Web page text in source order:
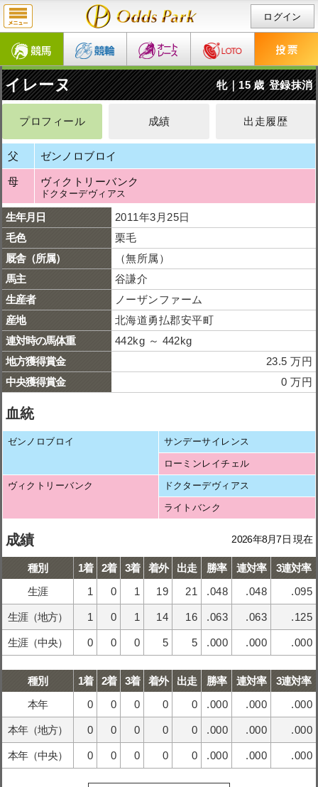
ログイン
イレーヌ 牝｜15 歳 登録抹消
プロフィール 成績 出走履歴
父 ゼンノロブロイ
母 ヴィクトリーバンク
ドクターデヴィアス
生年月日
2011年3月25日
毛色
栗毛
厩舎（所属）
（無所属）
馬主
谷謙介
生産者
ノーザンファーム
産地
北海道勇払郡安平町
連対時の馬体重
442kg ～ 442kg
地方獲得賞金
23.5 万円
中央獲得賞金
0 万円
血統
ゼンノロブロイ サンデーサイレンス
ローミンレイチェル
ヴィクトリーバンク ドクターデヴィアス
ライトバンク
成績 2026年8月7日 現在
種別 1着 2着 3着 着外 出走 勝率 連対率
3連対率
生涯
1 0 1 19 21 .048 .048 .095
生涯（地方） 1 0 1 14 16 .063 .063 .125
生涯（中央） 0 0 0 5 5 .000 .000 .000
種別 1着 2着 3着 着外 出走 勝率 連対率
3連対率
本年
0 0 0 0 0 .000 .000 .000
本年（地方） 0 0 0 0 0 .000 .000 .000
本年（中央） 0 0 0 0 0 .000 .000 .000